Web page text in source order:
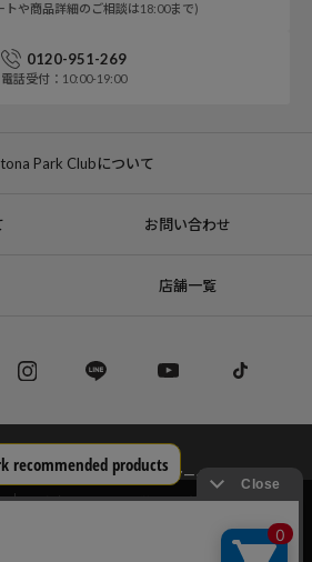
トや商品詳細のご相談は18:00まで)
0120-951-269
電話受付：10:00-19:00
Park Clubについて
お問い合わせ
店舗一覧
リクルート
サステナブルマークについて
特定商取引法・古物営業法に基づく表記
よびコンテンツの最適な提供、トラフィック
用しています。